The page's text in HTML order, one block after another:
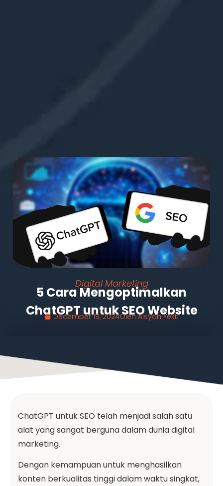
Digital Marketing
5 Cara Mengoptimalkan
ChatGPT untuk SEO Website
December 19, 2024OlehAisyah Yekti
ChatGPT untuk SEO telah menjadi salah satu
alat yang sangat berguna dalam dunia digital
marketing.
Dengan kemampuan untuk menghasilkan
konten berkualitas tinggi dalam waktu singkat,